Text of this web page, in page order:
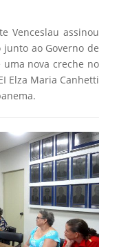
Venceslau assinou
ao Governo de
uma nova creche no
Elza Maria Canhetti